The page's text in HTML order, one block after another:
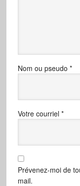
Nom ou pseudo *
Votre courriel *
Prévenez-moi de
mail.